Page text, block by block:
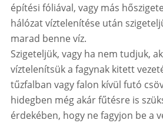
építési fóliával, vagy más
hálózat víztelenítése után
marad benne víz.
Szigeteljük, vagy ha nem tudjuk,
víztelenítsük a fagynak kitett
tűzfalban vagy falon kívül futó
hidegben még akár fűtésre is
érdekében, hogy ne fagyjon be a